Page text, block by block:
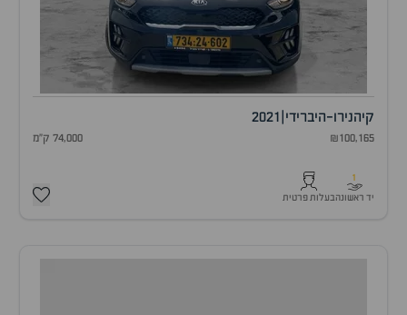
קיהנירו-היברידי 2021
₪100,165 74,000 ק"מ
1
יד ראשונהבעלות פרטית